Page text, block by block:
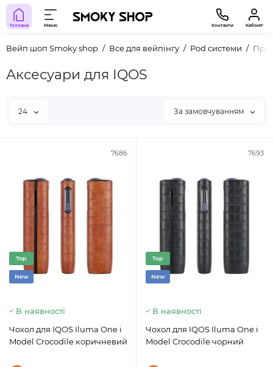
Головна Меню Контакти Кабінет
Вейп шоп Smoky shop Все для вейпінгу Pod системи
Аксесуари для IQOS
24 За замовчуванням
7686
Top
New
В наявності
Чохол для IQOS Iluma One i
Model Crocodile коричневий
7693
Top
New
В наявності
Чохол для IQOS Iluma One i
Model Crocodile чорний